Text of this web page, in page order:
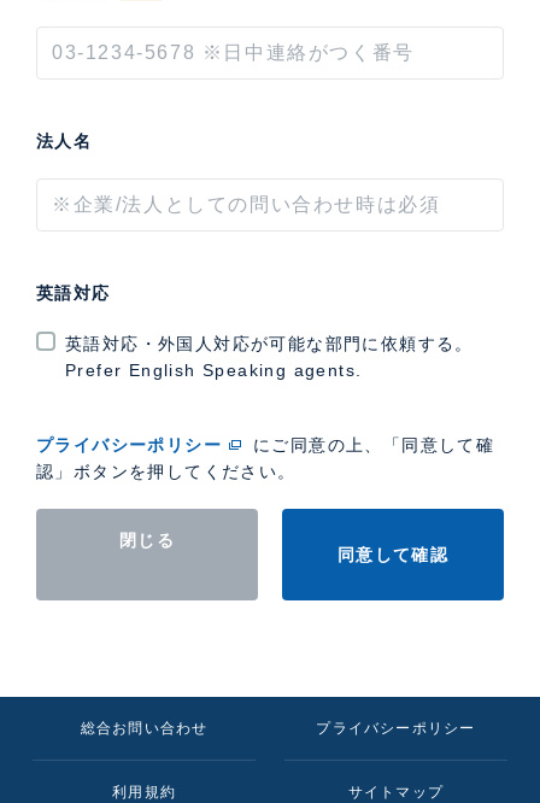
法人名
英語対応
英語対応・外国人対応が可能な部門に依頼する。
Prefer English Speaking agents.
プライバシーポリシー
にご同意の上、「同意して確
認」ボタンを押してください。
閉じる
同意して確認
総合お問い合わせ プライバシーポリシー
利用規約 サイトマップ